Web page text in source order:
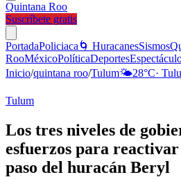
Quintana Roo
Suscríbete gratis
PortadaPoliciaca 🌀 HuracanesSismos
RooMéxicoPolíticaDeportes
Inicio/quintana roo/Tulum🌤️28°C·
Tulum
Los tres niveles de
esfuerzos para
paso del huracán Beryl